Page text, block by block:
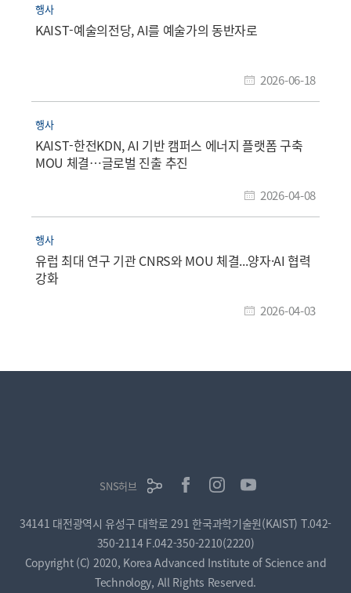
행사
KAIST-예술의전당, AI를 예술가의 동반자로
2026-06-18
행사
KAIST-한전KDN, AI 기반 캠퍼스 에너지 플랫폼 구축
MOU 체결…글로벌 진출 추진
2026-04-08
행사
유럽 최대 연구 기관 CNRS와 MOU 체결...양자·AI 협력
강화
2026-04-03
SNS허브
34141 대전광역시 유성구 대학로 291 한국과학기술원(KAIST) T.042-
350-2114 F.042-350-2210(2220)
Copyright (C) 2020, Korea Advanced Institute of Science and
Technology, All Rights Reserved.